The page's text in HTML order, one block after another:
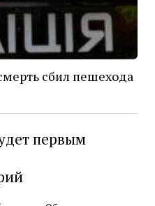
сбил пешехода
первым